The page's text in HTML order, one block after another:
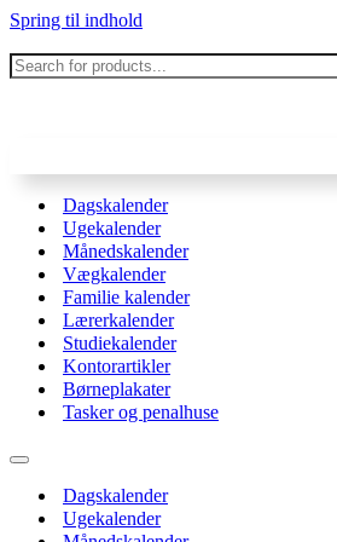
Spring til indhold
Products
search
Dagskalender
Ugekalender
Månedskalender
Vægkalender
Familie kalender
Lærerkalender
Studiekalender
Kontorartikler
Børneplakater
Tasker og penalhuse
Navigation
Dagskalender
Ugekalender